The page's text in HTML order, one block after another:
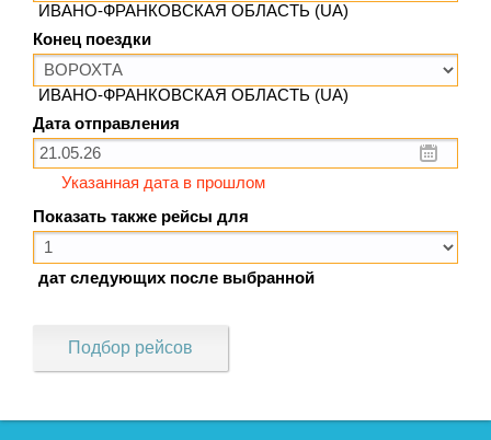
ИВАНО-ФРАНКОВСКАЯ ОБЛАСТЬ (UA)
Конец поездки
ИВАНО-ФРАНКОВСКАЯ ОБЛАСТЬ (UA)
Дата отправления
Указанная дата в прошлом
Показать также рейсы для
дат следующих после выбранной
Подбор рейсов